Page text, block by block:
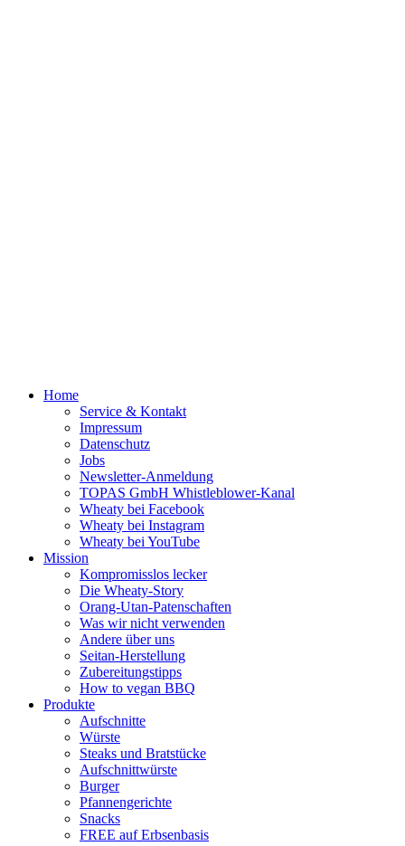
Home
Service & Kontakt
Impressum
Datenschutz
Jobs
Newsletter-Anmeldung
TOPAS GmbH Whistleblower-Kanal
Wheaty bei Facebook
Wheaty bei Instagram
Wheaty bei YouTube
Mission
Kompromisslos lecker
Die Wheaty-Story
Orang-Utan-Patenschaften
Was wir nicht verwenden
Andere über uns
Seitan-Herstellung
Zubereitungstipps
How to vegan BBQ
Produkte
Aufschnitte
Würste
Steaks und Bratstücke
Aufschnittwürste
Burger
Pfannengerichte
Snacks
FREE auf Erbsenbasis